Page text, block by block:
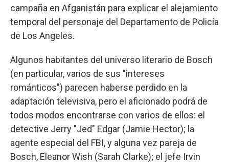
campaña en Afganistán para explicar el alejamiento
temporal del personaje del Departamento de Policía
de Los Angeles.
Algunos habitantes del universo literario de Bosch
(en particular, varios de sus "intereses
románticos") parecen haberse perdido en la
adaptación televisiva, pero el aficionado podrá de
todos modos encontrarse con varios de ellos: el
detective Jerry "Jed" Edgar (Jamie Hector); la
agente especial del FBI, y alguna vez pareja de
Bosch, Eleanor Wish (Sarah Clarke); el jefe Irvin